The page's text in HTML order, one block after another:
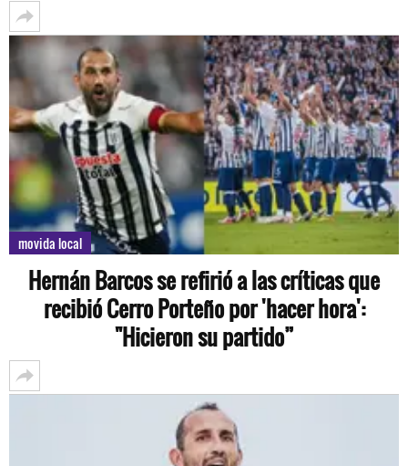
movida local
Hernán Barcos se refirió a las críticas que
recibió Cerro Porteño por 'hacer hora':
"Hicieron su partido”